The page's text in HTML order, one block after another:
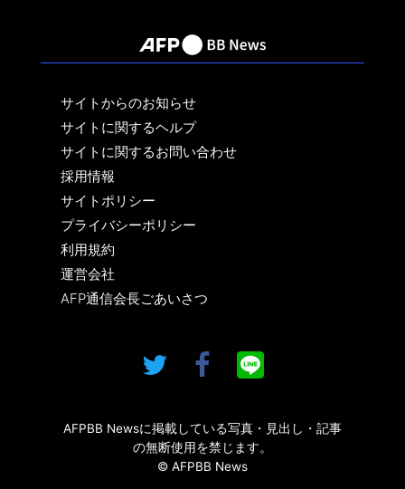
サイトからのお知らせ
サイトに関するヘルプ
サイトに関するお問い合わせ
採用情報
サイトポリシー
プライバシーポリシー
利用規約
運営会社
AFP通信会長ごあいさつ
AFPBB Newsに掲載している写真・見出し・記事
の無断使用を禁じます。
© AFPBB News